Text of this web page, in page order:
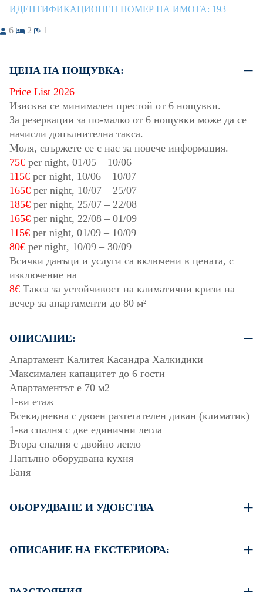
ИДЕНТИФИКАЦИОНЕН НОМЕР НА ИМОТА: 193
6 2 1
ЦЕНА НА НОЩУВКА:
Price List 2026
Изисква се минимален престой от 6 нощувки.
За резервации за по-малко от 6 нощувки може да се
начисли допълнителна такса.
Моля, свържете се с нас за повече информация.
75€ per night, 01/05 – 10/06
115€ per night, 10/06 – 10/07
165€ per night, 10/07 – 25/07
185€ per night, 25/07 – 22/08
165€ per night, 22/08 – 01/09
115€ per night, 01/09 – 10/09
80€ per night, 10/09 – 30/09
Всички данъци и услуги са включени в цената, с
изключение на
8€ Такса за устойчивост на климатични кризи на
вечер за апартаменти до 80 м²
ОПИСАНИЕ:
Апартамент Калитея Касандра Халкидики
Максимален капацитет до 6 гости
Апартаментът е 70 м2
1-ви етаж
Всекидневна с двоен разтегателен диван (климатик)
1-ва спалня с две единични легла
Втора спалня с двойно легло
Напълно оборудвана кухня
Баня
ОБОРУДВАНЕ И УДОБСТВА
Телевизор с плосък екран
ОПИСАНИЕ НА ЕКСТЕРИОРА: